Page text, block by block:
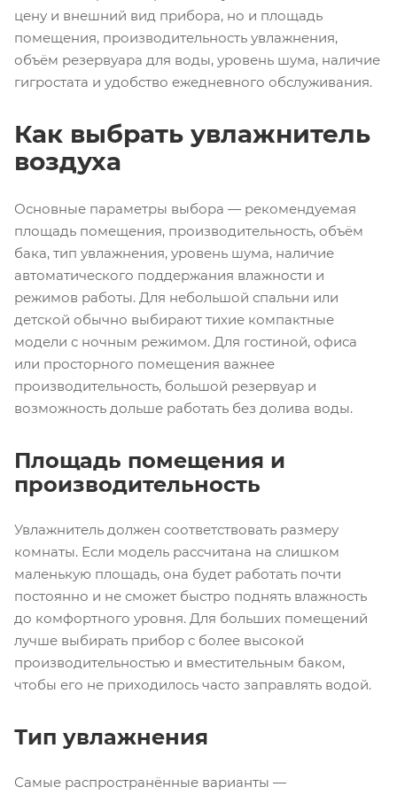
цену и внешний вид прибора, но и площадь
помещения, производительность увлажнения,
объём резервуара для воды, уровень шума, наличие
гигростата и удобство ежедневного обслуживания.
Как выбрать увлажнитель
воздуха
Основные параметры выбора — рекомендуемая
площадь помещения, производительность, объём
бака, тип увлажнения, уровень шума, наличие
автоматического поддержания влажности и
режимов работы. Для небольшой спальни или
детской обычно выбирают тихие компактные
модели с ночным режимом. Для гостиной, офиса
или просторного помещения важнее
производительность, большой резервуар и
возможность дольше работать без долива воды.
Площадь помещения и
производительность
Увлажнитель должен соответствовать размеру
комнаты. Если модель рассчитана на слишком
маленькую площадь, она будет работать почти
постоянно и не сможет быстро поднять влажность
до комфортного уровня. Для больших помещений
лучше выбирать прибор с более высокой
производительностью и вместительным баком,
чтобы его не приходилось часто заправлять водой.
Тип увлажнения
Самые распространённые варианты —